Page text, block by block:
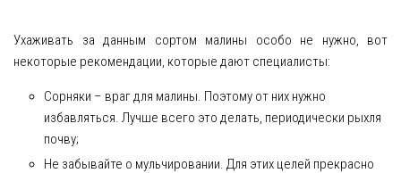
Ухаживать за данным сортом малины особо не нужно, вот
некоторые рекомендации, которые дают специалисты:
Сорняки – враг для малины. Поэтому от них нужно
избавляться. Лучше всего это делать, периодически рыхля
почву;
Не забывайте о мульчировании. Для этих целей прекрасно